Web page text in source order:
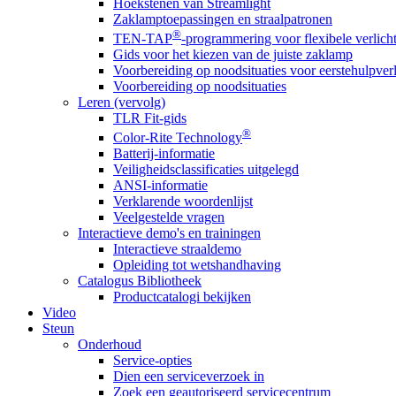
Zaklamptoepassingen en straalpatronen
TEN-TAP®-programmering voor flexibele
Gids voor het kiezen van de juiste zaklamp
Voorbereiding op noodsituaties voor
Voorbereiding op noodsituaties
Leren (vervolg)
TLR Fit-gids
Color-Rite Technology®
Batterij-informatie
Veiligheidsclassificaties uitgelegd
ANSI-informatie
Verklarende woordenlijst
Veelgestelde vragen
Interactieve demo's en trainingen
Interactieve straaldemo
Opleiding tot wetshandhaving
Catalogus Bibliotheek
Productcatalogi bekijken
Video
Steun
Onderhoud
Service-opties
Dien een serviceverzoek in
Zoek een geautoriseerd servicecentrum